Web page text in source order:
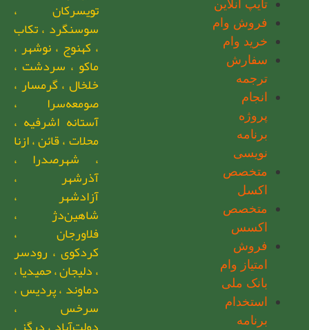
تایپ آنلاین
فروش وام
خرید وام
سفارش
ترجمه
انجام
پروژه
برنامه
نویسی
متخصص
اکسل
متخصص
اکسس
فروش
امتیاز وام
بانک ملی
استخدام
برنامه
تویسرکان ،
سوسنگرد ، تکاب
، کهنوج ، نوشهر ،
ماکو ، سردشت ،
خلخال ، گرمسار ،
صومعه‌سرا ،
آستانه اشرفیه ،
محلات ، قائن ، ازنا
، شهرصدرا ،
آذرشهر ،
آزادشهر ،
شاهین‌دژ ،
فلاورجان ،
کردکوی ، رودسر
، دلیجان ، حمیدیا ،
دماوند ، پردیس ،
سرخس ،